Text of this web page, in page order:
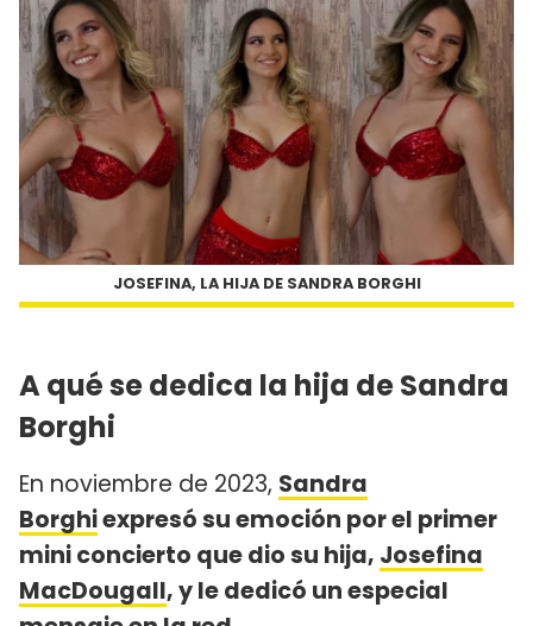
JOSEFINA, LA HIJA DE SANDRA BORGHI
A qué se dedica la hija de Sandra
Borghi
En noviembre de 2023, Sandra
Borghiexpresó su emoción por el primer
mini concierto que dio su hija, Josefina
MacDougall, y le dedicó un especial